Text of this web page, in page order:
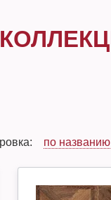
по названию